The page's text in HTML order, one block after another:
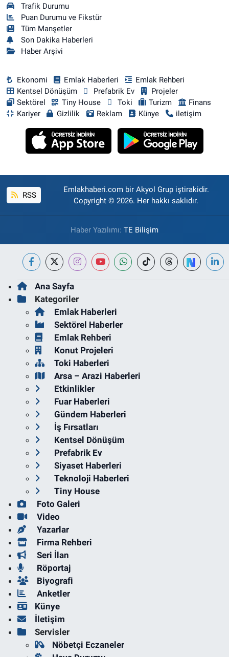
Trafik Durumu
Puan Durumu ve Fikstür
Tüm Manşetler
Son Dakika Haberleri
Haber Arşivi
Ekonomi Emlak Haberleri
Emlak Rehberi
Kentsel Dönüşüm
Prefabrik Ev
Projeler
Sektörel
Tiny House Toki Turizm
Finans
Kariyer
Gizlilik Reklam Künye iletişim
RSS
Emlakhaberi.com bir Akyol Grup iştirakidir.
Copyright © 2026. Her hakkı saklıdır.
Haber Yazılımı: TE Bilişim
Ana Sayfa
Kategoriler
Emlak Haberleri
Sektörel Haberler
Emlak Rehberi
Konut Projeleri
Toki Haberleri
Arsa – Arazi Haberleri
Etkinlikler
Fuar Haberleri
Gündem Haberleri
İş Fırsatları
Kentsel Dönüşüm
Prefabrik Ev
Siyaset Haberleri
Teknoloji Haberleri
Tiny House
Foto Galeri
Video
Yazarlar
Firma Rehberi
Seri İlan
Röportaj
Biyografi
Anketler
Künye
İletişim
Servisler
Nöbetçi Eczaneler